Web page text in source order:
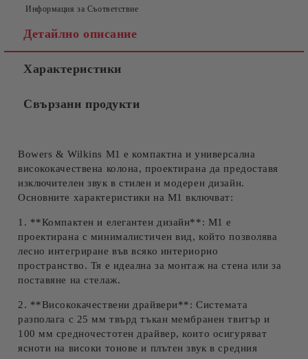
Съгласен съм с
Ние ще се свържем с вас в рамките на работния ден.
Информация за Съответствие
Детайлно описание
Характеристики
Свързани продукти
Bowers & Wilkins M1 е компактна и универсална
висококачествена колона, проектирана да предоставя
изключителен звук в стилен и модерен дизайн.
Основните характеристики на M1 включват:
1. **Компактен и елегантен дизайн**: M1 е
проектирана с минималистичен вид, който позволява
лесно интегриране във всяко интериорно
пространство. Тя е идеална за монтаж на стена или за
поставяне на стелаж.
2. **Висококачествени драйвери**: Системата
разполага с 25 мм твърд тъкан мембранен твитър и
100 мм средночестотен драйвер, които осигуряват
ясноти на високи тонове и плътен звук в средния